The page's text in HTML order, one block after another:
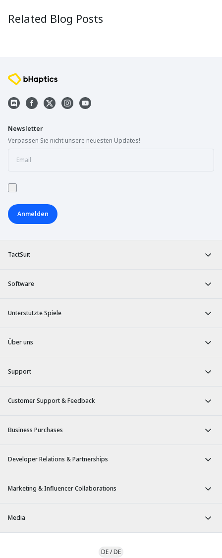
Related Blog Posts
2025-08-28
TactSuit
Software
Unterstützte Spiele
Über uns
Support
Customer Support & Feedback
Business Purchases
Developer Relations & Partnerships
Marketing & Influencer Collaborations
Media
Newsletter
Verpassen Sie nicht unsere neuesten Updates!
Anmelden
DE/DE